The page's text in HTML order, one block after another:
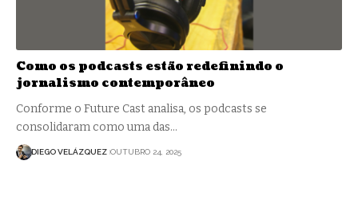
Como os podcasts estão redefinindo o
jornalismo contemporâneo
Conforme o Future Cast analisa, os podcasts se
consolidaram como uma das…
DIEGO VELÁZQUEZ OUTUBRO 24, 2025